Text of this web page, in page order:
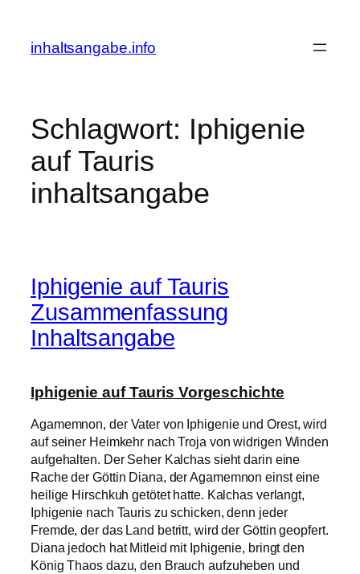
springen
inhaltsangabe.info
Schlagwort: Iphigenie
auf Tauris
inhaltsangabe
Iphigenie auf Tauris
Zusammenfassung
Inhaltsangabe
Iphigenie auf Tauris Vorgeschichte
Agamemnon, der Vater von Iphigenie und Orest, wird
auf seiner Heimkehr nach Troja von widrigen Winden
aufgehalten. Der Seher Kalchas sieht darin eine
Rache der Göttin Diana, der Agamemnon einst eine
heilige Hirschkuh getötet hatte. Kalchas verlangt,
Iphigenie nach Tauris zu schicken, denn jeder
Fremde, der das Land betritt, wird der Göttin geopfert.
Diana jedoch hat Mitleid mit Iphigenie, bringt den
König Thaos dazu, den Brauch aufzuheben und